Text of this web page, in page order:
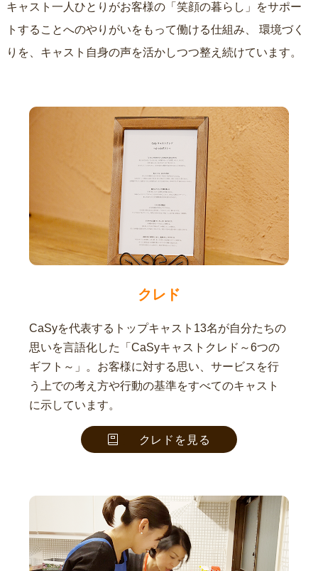
キャスト一人ひとりがお客様の「笑顔の暮らし」をサポー
トすることへのやりがいをもって働ける仕組み、
りを、キャスト自身の声を活かしつつ整え続けています。
クレド
CaSyを代表するトップキャスト13名が自分たちの
思いを言語化した「CaSyキャストクレド～6つの
ギフト～」。お客様に対する思い、サービスを行
う上での考え方や行動の基準をすべてのキャスト
に示しています。
クレドを見る